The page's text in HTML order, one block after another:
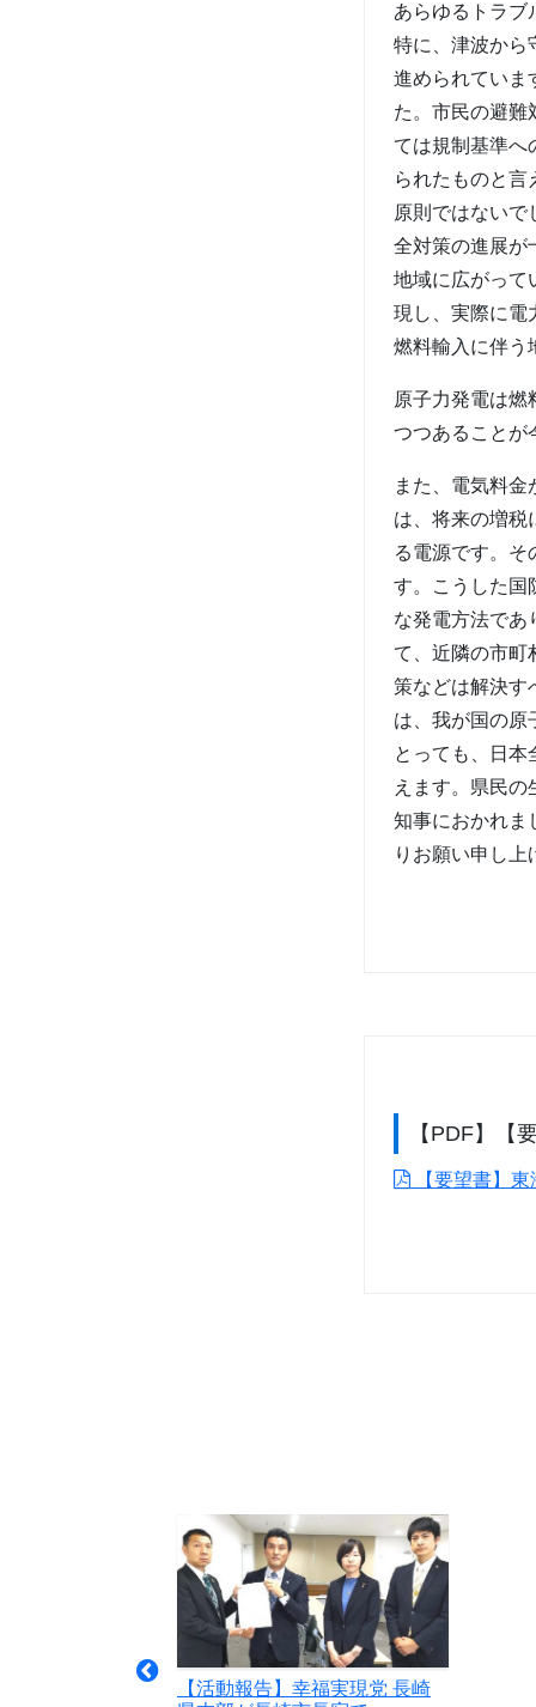
あらゆるトラブ
特に、津波から
進められていま
た。市民の避難
ては規制基準へ
られたものと言
原則ではないで
全対策の進展が
地域に広がって
現し、実際に電
燃料輸入に伴う
原子力発電は燃
つつあることが
また、電気料
は、将来の増税
る電源です。そ
す。こうした国
な発電方法であ
て、近隣の市町
策などは解決す
は、我が国の原
とっても、日本
えます。県民
知事におかれま
りお願い申し上
【PDF】【
【要望書】
【活動報告】幸福実現党 長崎